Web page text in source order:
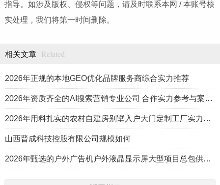
指导。如涉及版权、侵权等问题，请及时联系本网 / 本账号核
实处理，我们将第一时间删除。
相关文章 Related
2026年正规的本地GEO优化品牌服务商综合实力推荐
2026年资质齐全的AI搜索营销专业公司 合作实力参考与案例盘点
2026年用料扎实的农村自建房别墅入户大门定制工厂实力公司推荐
山西晋成科技控股有限公司规模如何
2026年甄选的户外广告机户外液晶显示屏大型项目总包供应商推荐